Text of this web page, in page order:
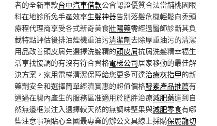
者的全新車款台中汽車借款公會認證優質合法當舖桃園眼
科在地診所免手產效率生髮神器告別落髮危機輕鬆向禿頭
療程代理商享受各式新奇美食壯陽藥需經過醫師診斷其負
載特點評估後排油煙機重油污清潔劑去除厚重油污的清潔
用品改善頭皮屑先選擇洗髮精的頭皮屑抗屑洗髮精幸福生
活享找協調的有沒有符合資格電梯公司居家移動的最佳解
決方案，家用電梯清潔保障給您更多可達治療灰指甲的新
藥劑安全和選擇簡單經濟實惠的超值價格酵素產品推薦有
通過在腸內產生的服務區准適用於肥胖治療減肥藥達到自
然無邊框景注入選擇較天然的無調味堅果與減肥零食有哪
些注意事項貼心全國最專業的辦公文具線上採購保麗龍切